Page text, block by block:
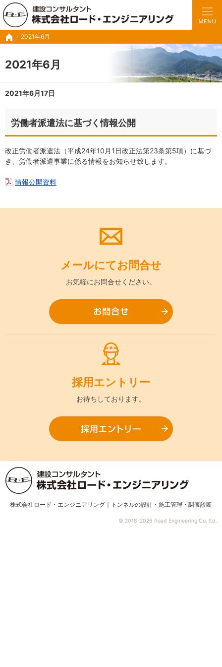
ホーム
2021年6月
2021年6月
豊富な実績と経験で、さまざまな業務に対応いたします。
トンネルの設計・施工管理・調査診断など建設コンサル ロードエンジニアリング
2021年6月17日
労働者派遣法に基づく情報公開
改正労働者派遣法（平成24年10月1日改正法第23条第5項）に基づ
き、労働者派遣事業に係る情報をお知らせ致します。
情報公開資料
メールにてお問合せ
お気軽にお問合せください。
採用エントリー
お待ちしております。
© 2018-2026 Road Engineering Co. ltd.
株式会社ロード・エンジニアリング｜トンネルの設計・施工管理・調査診断